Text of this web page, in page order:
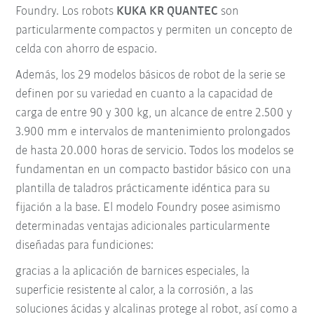
Foundry. Los robots KUKA KR QUANTEC son
particularmente compactos y permiten un concepto de
celda con ahorro de espacio.
Además, los 29 modelos básicos de robot de la serie se
definen por su variedad en cuanto a la capacidad de
carga de entre 90 y 300 kg, un alcance de entre 2.500 y
3.900 mm e intervalos de mantenimiento prolongados
de hasta 20.000 horas de servicio. Todos los modelos se
fundamentan en un compacto bastidor básico con una
plantilla de taladros prácticamente idéntica para su
fijación a la base. El modelo Foundry posee asimismo
determinadas ventajas adicionales particularmente
diseñadas para fundiciones:
gracias a la aplicación de barnices especiales, la
superficie resistente al calor, a la corrosión, a las
soluciones ácidas y alcalinas protege al robot, así como a